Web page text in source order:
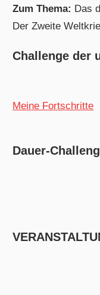
Zum Thema: Das
Der Zweite
Challenge der
Meine Fortschritte
Dauer-